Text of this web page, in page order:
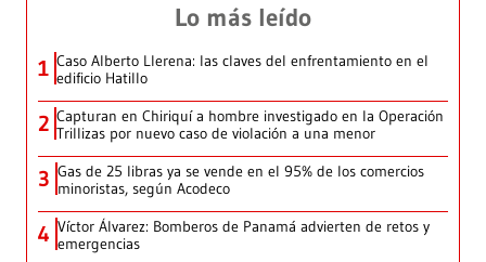
Lo más leído
1 Caso Alberto Llerena: las claves del enfrentamiento en el
edificio Hatillo
2 Capturan en Chiriquí a hombre investigado en la Operación
Trillizas por nuevo caso de violación a una menor
3 Gas de 25 libras ya se vende en el 95% de los comercios
minoristas, según Acodeco
4 Víctor Álvarez: Bomberos de Panamá advierten de retos y
emergencias